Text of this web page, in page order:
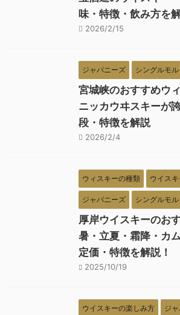
味・特徴・飲み方を解
2026/2/15
ジャパニーズ シングルモル
宮城峡のおすすめウ
ニッカウヰスキーが
段・特徴を解説
2026/2/4
ウィスキーの種類 ウイス
ジャパニーズ シングルモル
厚岸ウイスキーのお
暑・立夏・霜降・カ
定価・特徴を解説！
2025/10/19
ウイスキーの楽しみ方 ジ